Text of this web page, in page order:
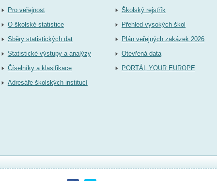
Pro veřejnost
O školské statistice
Sběry statistických dat
Statistické výstupy a analýzy
Číselníky a klasifikace
Adresáře školských institucí
Školský rejstřík
Přehled vysokých škol
Plán veřejných zakázek 2026
Otevřená data
PORTÁL YOUR EUROPE